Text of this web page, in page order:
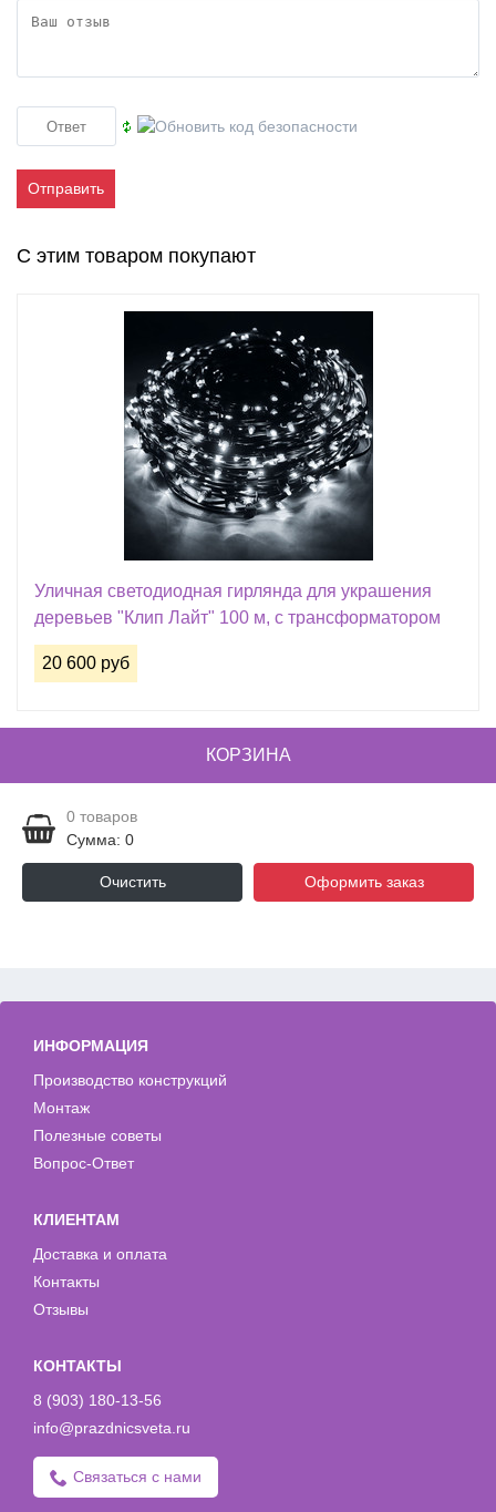
Отправить
С этим товаром покупают
Уличная светодиодная гирлянда для украшения
деревьев "Клип Лайт" 100 м, с трансформатором
20 600 руб
КОРЗИНА
0 товаров
Сумма: 0
Очистить Оформить заказ
ИНФОРМАЦИЯ
Производство конструкций
Монтаж
Полезные советы
Вопрос-Ответ
КЛИЕНТАМ
Доставка и оплата
Контакты
Отзывы
КОНТАКТЫ
8 (903) 180-13-56
info@prazdnicsveta.ru
Связаться с нами